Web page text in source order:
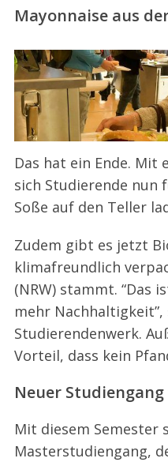
Mayonnaise aus
Das hat ein Ende. Mit
sich Studierende nun
Soße auf den Teller
Zudem gibt es jetzt
klimafreundlich
(NRW) stammt. “Das
mehr Nachhaltigkeit”,
Studierendenwerk.
Vorteil, dass kein
Neuer Studiengang
Mit diesem
Masterstudiengang,
e
a